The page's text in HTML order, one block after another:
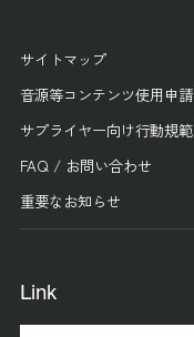
サイトマップ
音源等コンテンツ使用申請
サプライヤー向け行動規範
FAQ / お問い合わせ
重要なお知らせ
Link